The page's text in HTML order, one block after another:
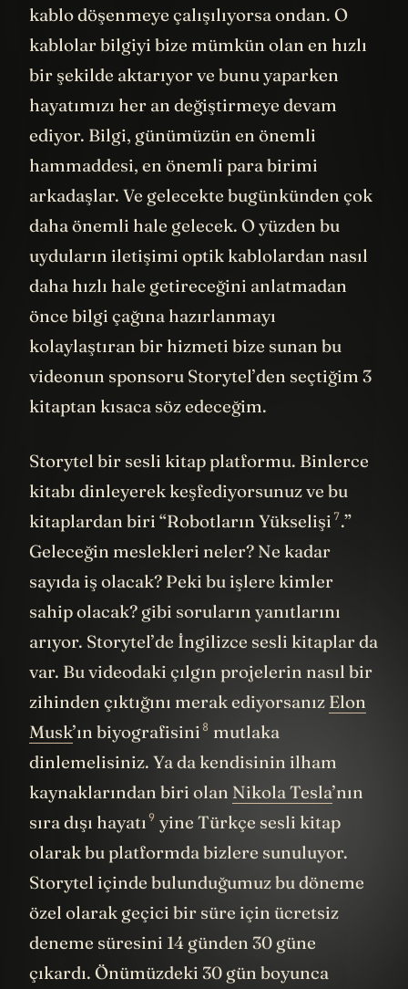
okyanusların altına binbir güçlükle neden
kablo döşenmeye çalışılıyorsa ondan. O
kablolar bilgiyi bize mümkün olan en hızlı
bir şekilde aktarıyor ve bunu yaparken
hayatımızı her an değiştirmeye devam
ediyor. Bilgi, günümüzün en önemli
hammaddesi, en önemli para birimi
arkadaşlar. Ve gelecekte bugünkünden çok
daha önemli hale gelecek. O yüzden bu
uyduların iletişimi optik kablolardan nasıl
daha hızlı hale getireceğini anlatmadan
önce bilgi çağına hazırlanmayı
kolaylaştıran bir hizmeti bize sunan bu
videonun sponsoru Storytel’den seçtiğim 3
Storytel bir sesli kitap platformu. Binlerce
kitabı dinleyerek keşfediyorsunuz ve bu
kitaplardan biri “Robotların Yükselişi
Geleceğin meslekleri neler? Ne kadar
sayıda iş olacak? Peki bu işlere kimler
sahip olacak? gibi soruların yanıtlarını
arıyor. Storytel’de İngilizce sesli kitaplar da
var. Bu videodaki çılgın projelerin nasıl bir
zihinden çıktığını merak ediyorsanız
Musk’ın biyografisini 8mutlaka
dinlemelisiniz. Ya da kendisinin ilham
kaynaklarından biri olanNikola Tesla’nın
sıra dışı hayatı9yine Türkçe sesli kitap
olarak bu platformda bizlere sunuluyor.
Storytel içinde bulunduğumuz bu döneme
özel olarak geçici bir süre için ücretsiz
deneme süresini 14 günden 30 güne